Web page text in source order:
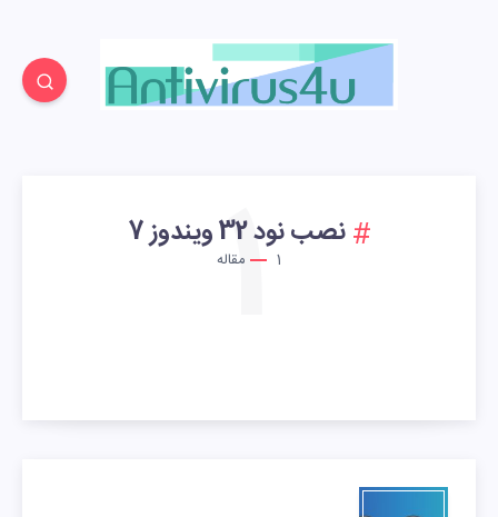
نصب نود 32 ویندوز 7
1 مقاله
1